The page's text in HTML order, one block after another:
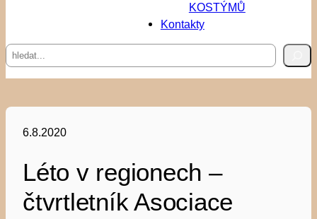
KOSTÝMŮ
Kontakty
Hledat
6.8.2020
Léto v regionech –
čtvrtletník Asociace